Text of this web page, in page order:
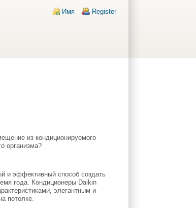
Login links
Имя Register
из кондиционируемого
организма?
и эффективный способ создать
года. Кондиционеры Daikin
элегантным и
потолке.